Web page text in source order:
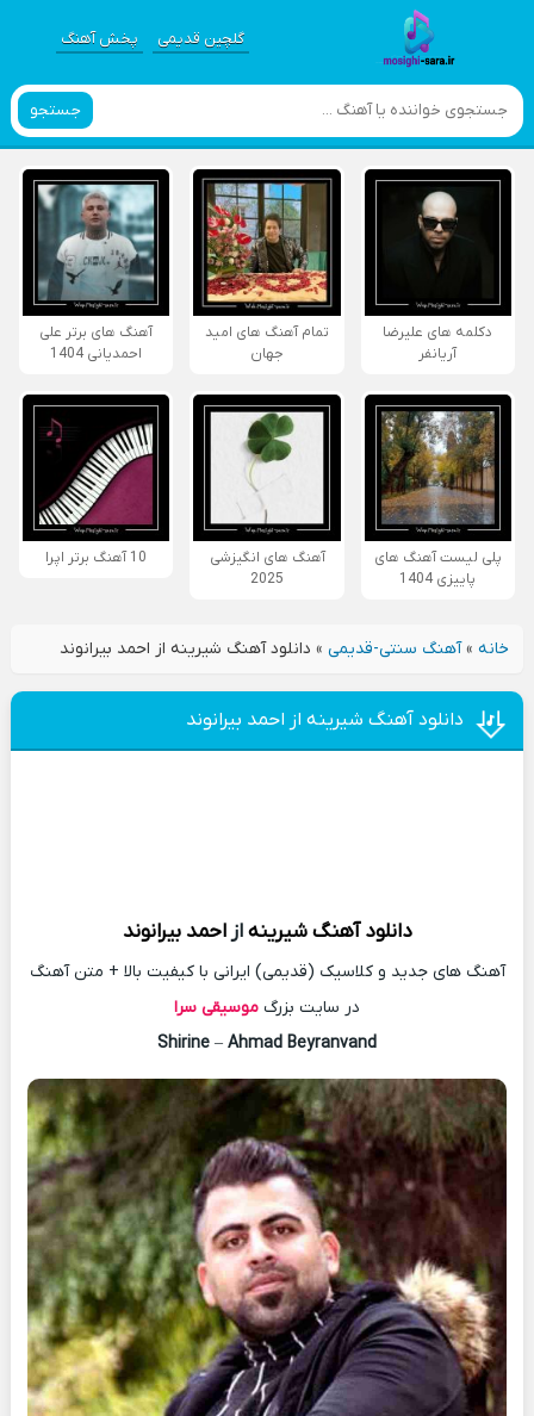
گلچین قدیمی پخش آهنگ
جستجو
دکلمه های علیرضا
آریانفر
تمام آهنگ های امید
جهان
آهنگ های برتر علی
احمدیانی 1404
پلی لیست آهنگ های
پاییزی 1404
آهنگ های انگیزشی
2025
10 آهنگ برتر اپرا
خانه»آهنگ سنتی-قدیمی» دانلود آهنگ شیرینه از احمد بیرانوند
دانلود آهنگ شیرینه از احمد بیرانوند
دانلود آهنگ شیرینه ازاحمد بیرانوند
آهنگ های جدید و کلاسیک (قدیمی) ایرانی با کیفیت بالا + متن آهنگ
در سایت بزرگ موسیقی سرا
Shirine – Ahmad Beyranvand